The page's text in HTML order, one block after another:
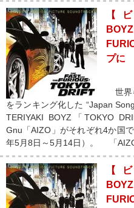
【
プに
世界
をランキング化した “Japan
TERIYAKI BOYZ「TOKYO
Gnu「AIZO」がそれぞれ4か国
年5月8日～5月14日）。 「
【